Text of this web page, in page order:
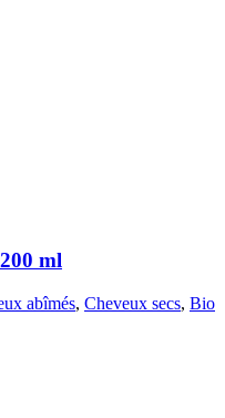
ml
abîmés, Cheveux secs, Bio